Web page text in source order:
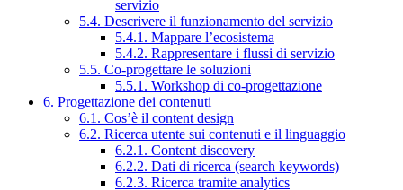
servizio
5.4. Descrivere il funzionamento del servizio
5.4.1. Mappare l’ecosistema
5.4.2. Rappresentare i flussi di servizio
5.5. Co-progettare le soluzioni
5.5.1. Workshop di co-progettazione
6. Progettazione dei contenuti
6.1. Cos’è il content design
6.2. Ricerca utente sui contenuti e il linguaggio
6.2.1. Content discovery
6.2.2. Dati di ricerca (search keywords)
6.2.3. Ricerca tramite analytics